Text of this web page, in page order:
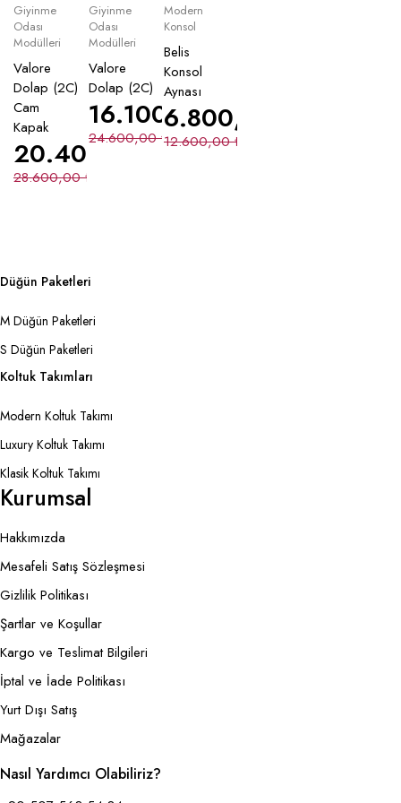
Giyinme
Odası
Modülleri
Valore
Dolap (2C)
Cam
Kapak
28.600,00₺
20.400,00₺
Giyinme
Odası
Modülleri
Valore
Dolap (2C)
24.600,00₺
16.100,00₺
Modern
Konsol
Belis
Konsol
Aynası
12.600,00₺
6.800,00
Düğün Paketleri
M Düğün Paketleri
S Düğün Paketleri
Koltuk Takımları
Modern Koltuk Takımı
Luxury Koltuk Takımı
Klasik Koltuk Takımı
Kurumsal
Hakkımızda
Mesafeli Satış Sözleşmesi
Gizlilik Politikası
Şartlar ve Koşullar
Kargo ve Teslimat Bilgileri
İptal ve İade Politikası
Yurt Dışı Satış
Mağazalar
Nasıl Yardımcı Olabiliriz?